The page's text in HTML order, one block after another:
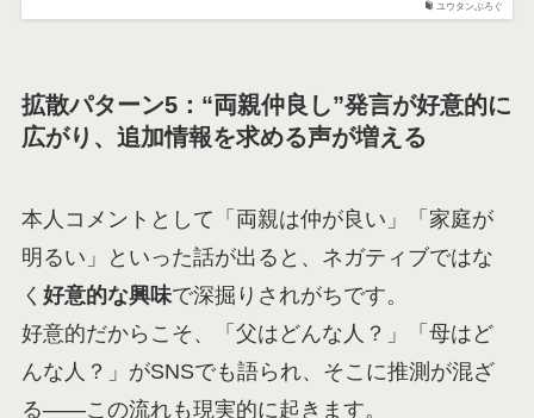
ユウタンぶろぐ
拡散パターン5：“両親仲良し”発言が好意的に
広がり、追加情報を求める声が増える
本人コメントとして「両親は仲が良い」「家庭が
明るい」といった話が出ると、ネガティブではな
く 好意的な興味で深掘りされがちです。
好意的だからこそ、「父はどんな人？」「母はど
んな人？」がSNSでも語られ、そこに推測が混ざ
る——この流れも現実的に起きます。